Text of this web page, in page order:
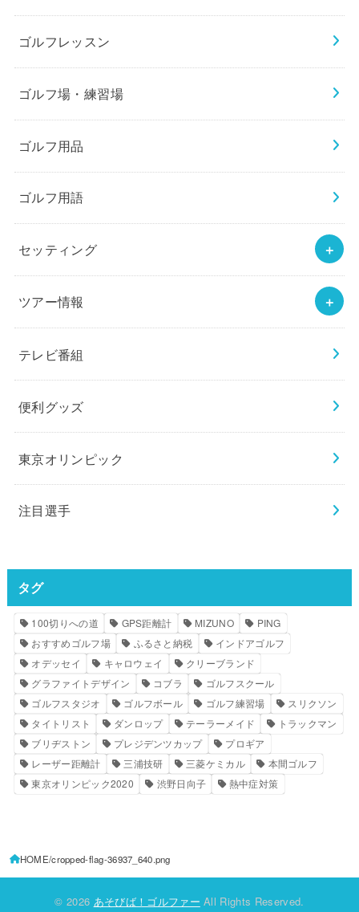
ゴルフレッスン
ゴルフ場・練習場
ゴルフ用品
ゴルフ用語
セッティング
ツアー情報
テレビ番組
便利グッズ
東京オリンピック
注目選手
タグ
100切りへの道 GPS距離計 MIZUNO
PING
おすすめゴルフ場
ふるさと納税
インドアゴルフ
オデッセイ
キャロウェイ
クリーブランド
グラファイトデザイン
コブラ
ゴルフスクール
ゴルフスタジオ
ゴルフボール ゴルフ練習場
スリクソン
タイトリスト
ダンロップ テーラーメイド
トラックマン
ブリヂストン
プレジデンツカップ
プロギア
レーザー距離計
三浦技研 三菱ケミカル
本間ゴルフ
東京オリンピック2020
渋野日向子 熱中症対策
HOME cropped-flag-36937_640.png
© 2026 あそびば！ゴルファー All Rights Reserved.